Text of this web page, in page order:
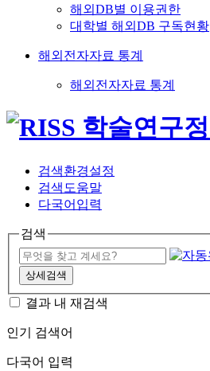
해외DB별 이용권한
대학별 해외DB 구독현황
해외전자자료 통계
해외전자자료 통계
검색환경설정
검색도움말
다국어입력
검색
상세검색
결과 내 재검색
인기 검색어
다국어 입력